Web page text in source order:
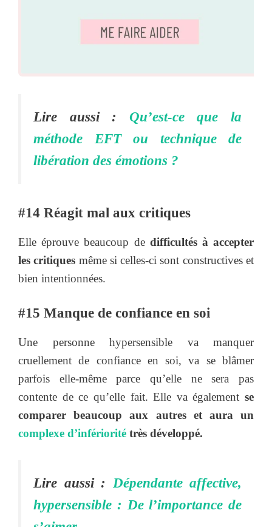
Lire aussi : Qu’est-ce que la
méthode EFT ou technique de
libération des émotions ?
#14 Réagit mal aux critiques
Elle éprouve beaucoup de difficultés à accepter
les critiques même si celles-ci sont constructives et
bien intentionnées.
#15 Manque de confiance en soi
Une personne hypersensible va manquer
cruellement de confiance en soi, va se blâmer
parfois elle-même parce qu’elle ne sera pas
contente de ce qu’elle fait. Elle va également se
comparer beaucoup aux autres et aura un
complexe d’infériorité très développé.
Lire aussi : Dépendante affective,
hypersensible : De l’importance de